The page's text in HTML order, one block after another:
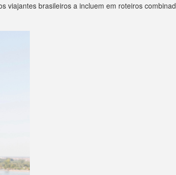
viajantes brasileiros a incluem em roteiros